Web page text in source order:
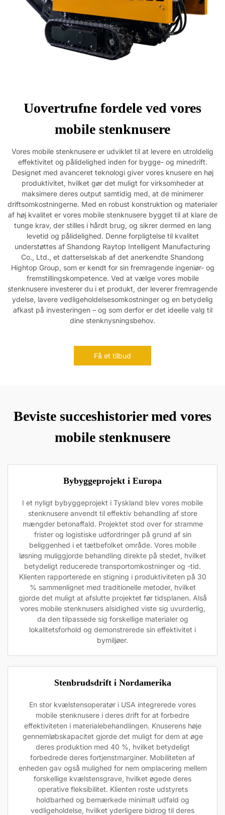
Uovertrufne fordele ved vores
mobile stenknusere
Vores mobile stenknusere er udviklet til at levere en utroldelig
effektivitet og pålidelighed inden for bygge- og minedrift.
Designet med avanceret teknologi giver vores knusere en høj
produktivitet, hvilket gør det muligt for virksomheder at
maksimere deres output samtidig med, at de minimerer
driftsomkostningerne. Med en robust konstruktion og materialer
af høj kvalitet er vores mobile stenknusere bygget til at klare de
tunge krav, der stilles i hårdt brug, og sikrer dermed en lang
levetid og pålidelighed. Denne forpligtelse til kvalitet
understøttes af Shandong Raytop Intelligent Manufacturing
Co., Ltd., et datterselskab af det anerkendte Shandong
Hightop Group, som er kendt for sin fremragende ingeniør- og
fremstillingskompetence. Ved at vælge vores mobile
stenknusere investerer du i et produkt, der leverer fremragende
ydelse, lavere vedligeholdelsesomkostninger og en betydelig
afkast på investeringen – og som derfor er det ideelle valg til
dine stenknysningsbehov.
Få et tilbud
Beviste succeshistorier med vores
mobile stenknusere
Bybyggeprojekt i Europa
I et nyligt bybyggeprojekt i Tyskland blev vores mobile
stenknusere anvendt til effektiv behandling af store
mængder betonaffald. Projektet stod over for stramme
frister og logistiske udfordringer på grund af sin
beliggenhed i et tætbefolket område. Vores mobile
løsning muliggjorde behandling direkte på stedet, hvilket
betydeligt reducerede transportomkostninger og -tid.
Klienten rapporterede en stigning i produktiviteten på 30
% sammenlignet med traditionelle metoder, hvilket
gjorde det muligt at afslutte projektet før tidsplanen. Alså
vores mobile stenknusers alsidighed viste sig uvurderlig,
da den tilpassede sig forskellige materialer og
lokalitetsforhold og demonstrerede sin effektivitet i
bymiljøer.
Stenbrudsdrift i Nordamerika
En stor kvælstensoperatør i USA integrerede vores
mobile stenknusere i deres drift for at forbedre
effektiviteten i materialebehandlingen. Knuserens høje
gennemløbskapacitet gjorde det muligt for dem at øge
deres produktion med 40 %, hvilket betydeligt
forbedrede deres fortjenstmarginer. Mobiliteten af
enheden gav også mulighed for nem omplacering mellem
forskellige kvælstensgrave, hvilket øgede deres
operative fleksibilitet. Klienten roste udstyrets
holdbarhed og bemærkede minimalt udfald og
vedligeholdelse, hvilket yderligere bidrog til deres